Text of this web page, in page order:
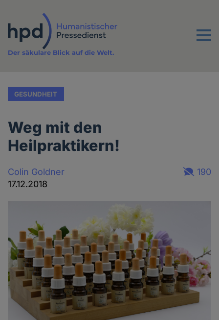
Inhalt
Menu
Der säkulare Blick auf die Welt.
GESUNDHEIT
Weg mit den
Heilpraktikern!
Colin Goldner
17.12.2018
190